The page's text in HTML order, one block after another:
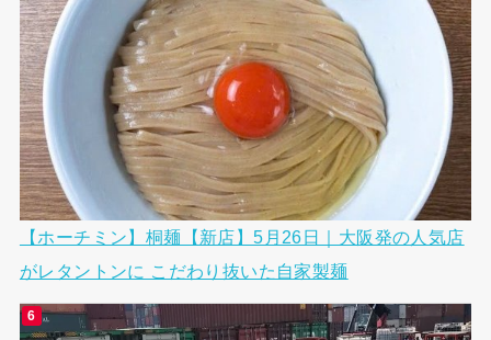
【ホーチミン】桐麺【新店】5月26日｜大阪発の人気店
がレタントンに こだわり抜いた自家製麺